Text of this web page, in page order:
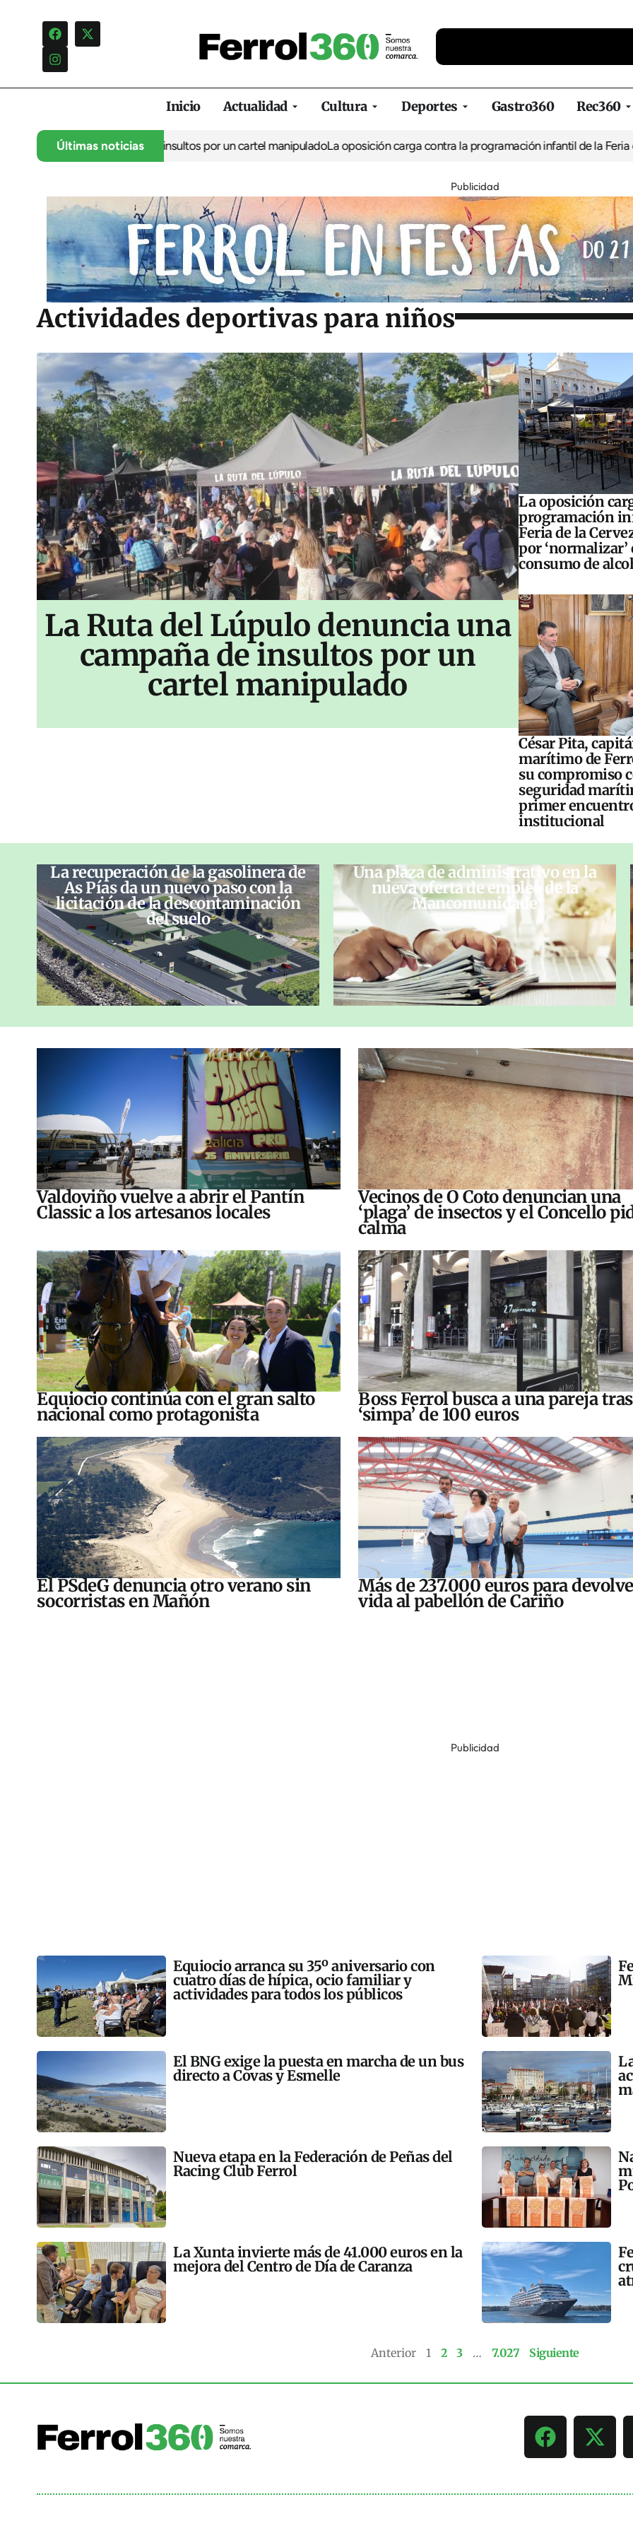
Inicio Actualidad Cultura Deportes Gastro360 Rec360
Últimas noticias
una campaña de insultos por un cartel manipulado La oposición carga contra la programación infantil de la Feria de la
Publicidad
Actividades deportivas para niños
La Ruta del Lúpulo denuncia una
campaña de insultos por un
cartel manipulado
La oposición
programación
Feria de la
por ‘normalizar’
consumo de
César Pita,
marítimo de
su compromiso
seguridad
primer
institucional
La recuperación de la gasolinera de
As Pías da un nuevo paso con la
licitación de la descontaminación
del suelo
Una plaza de administrativo en la
nueva oferta de empleo de la
Mancomunidade
Valdoviño vuelve a abrir el Pantín
Classic a los artesanos locales
Vecinos de O Coto denuncian una
‘plaga’ de insectos y el Concello
calma
Equiocio continúa con el gran salto
nacional como protagonista
Boss Ferrol busca a una pareja
‘simpa’ de 100 euros
El PSdeG denuncia otro verano sin
socorristas en Mañón
Más de 237.000 euros para
vida al pabellón de Cariño
Publicidad
Equiocio arranca su 35º aniversario con
cuatro días de hípica, ocio familiar y
actividades para todos los públicos
El BNG exige la puesta en marcha de un bus
directo a Covas y Esmelle
Nueva etapa en la Federación de Peñas del
Racing Club Ferrol
La Xunta invierte más de 41.000 euros en la
mejora del Centro de Día de Caranza
Anterior 1 2 3 … 7.027 Siguiente